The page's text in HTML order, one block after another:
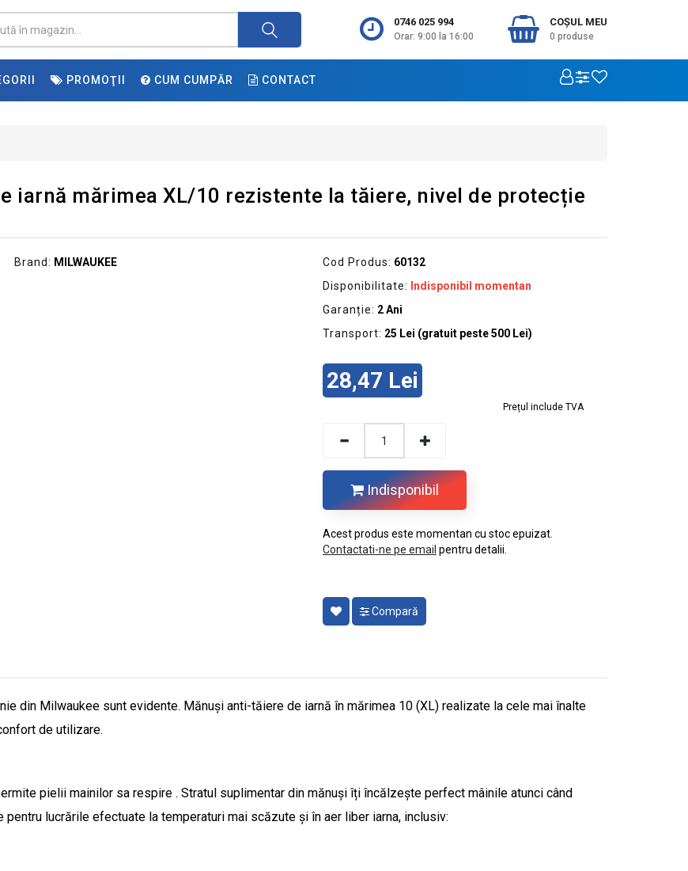
0746 025 994
Orar: 9:00 la 16:00
COŞUL MEU
0 produse
PROMOŢII CUM CUMPĂR CONTACT
iarnă mărimea XL/10 rezistente la tăiere, nivel de protecție
Brand: MILWAUKEE Cod Produs: 60132
Disponibilitate:
Indisponibil momentan
Garanție: 2 Ani
Transport: 25 Lei (gratuit peste 500 Lei)
28,47 Lei
Prețul include TVA
Indisponibil
Acest produs este momentan cu stoc epuizat.
Contactati-ne pe email pentru detalii.
Compară
din Milwaukee sunt evidente. Mănuși anti-tăiere de iarnă în mărimea 10 (XL) realizate la cele mai înalte
de utilizare.
pielii mainilor sa respire . Stratul suplimentar din mănuși îți încălzește perfect mâinile atunci când
lucrările efectuate la temperaturi mai scăzute și în aer liber iarna, inclusiv: